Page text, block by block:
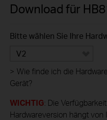
navigation
Download für
Bitte wählen Sie Ihre
V2
> Wie finde ich die
Gerät?
WICHTIG: Die
Hardwareversion hängt